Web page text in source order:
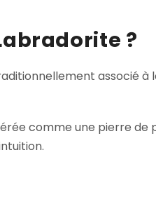
?
associé à
comme une pierre de